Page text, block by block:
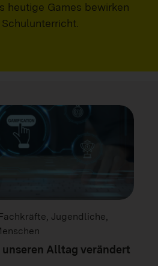
heutige Games bewirken
Jugendliche,
Alltag verändert